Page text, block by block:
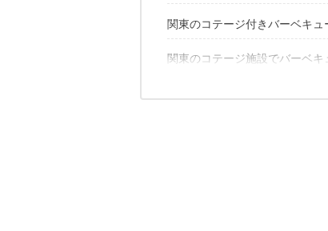
人数で選ぶ
設備で選ぶ
予算やプランで選ぶ
関東のコテージ付きバーベキ
東京
関東のコテージ施設でバーベキ